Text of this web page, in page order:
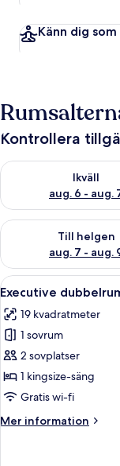
Känn dig
Kontrollera
Ikväll
aug. 6 - aug.
Kontrollera
Till helgen
aug. 7 - aug.
Kontrollera
Öppna
alla
foton
för
Executive
dubbelrum
7
Executive
19 kvadratmeter
1 sovrum
2 sovplatser
1 kingsize-säng
Gratis wi-fi
Mer information
Mer